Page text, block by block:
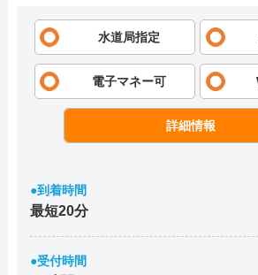
水道局指定
電子マネー可
詳細情報
●到着時間
最短20分
●受付時間